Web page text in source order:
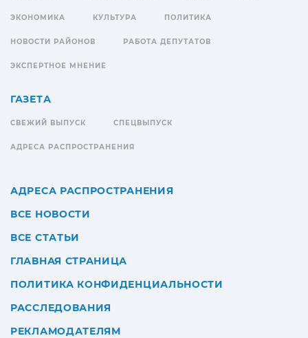
ЭКОНОМИКА КУЛЬТУРА ПОЛИТИКА
НОВОСТИ РАЙОНОВ РАБОТА ДЕПУТАТОВ
ЭКСПЕРТНОЕ МНЕНИЕ
ГАЗЕТА
СВЕЖИЙ ВЫПУСК СПЕЦВЫПУСК
АДРЕСА РАСПРОСТРАНЕНИЯ
АДРЕСА РАСПРОСТРАНЕНИЯ
ВСЕ НОВОСТИ
ВСЕ СТАТЬИ
ГЛАВНАЯ СТРАНИЦА
ПОЛИТИКА КОНФИДЕНЦИАЛЬНОСТИ
РАССЛЕДОВАНИЯ
РЕКЛАМОДАТЕЛЯМ